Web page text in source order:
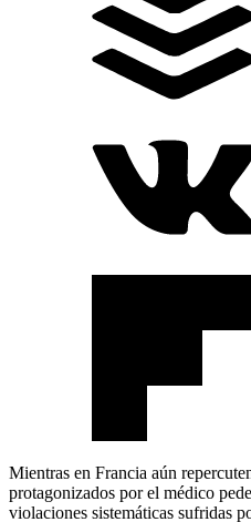
Mientras en Francia aún
protagonizados por el médico
violaciones sistemáticas sufridas